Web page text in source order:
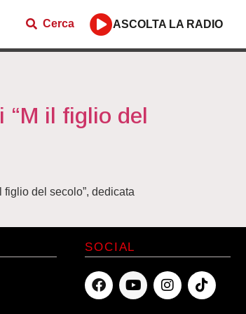
Cerca ASCOLTA LA RADIO
“M il figlio del
del secolo”, dedicata
SOCIAL